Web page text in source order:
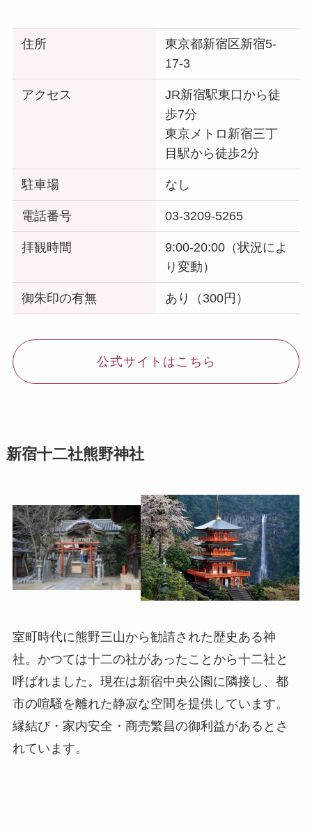
住所
東京都新宿区新宿5-
17-3
アクセス
JR新宿駅東口から徒
歩7分
東京メトロ新宿三丁
目駅から徒歩2分
駐車場 なし
電話番号 03-3209-5265
拝観時間
9:00-20:00（状況によ
り変動）
御朱印の有無 あり（300円）
公式サイトはこちら
新宿十二社熊野神社
室町時代に熊野三山から勧請された歴史ある神
社。かつては十二の社があったことから十二社と
呼ばれました。現在は新宿中央公園に隣接し、都
市の喧騒を離れた静寂な空間を提供しています。
縁結び・家内安全・商売繁昌の御利益があるとさ
れています。